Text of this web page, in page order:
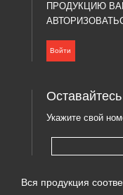
ПРОДУКЦИЮ
Войти
Укажите свой
Вся продукция